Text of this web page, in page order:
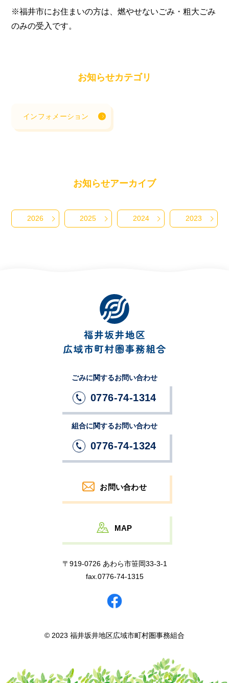
※福井市にお住まいの方は、燃やせないごみ・粗大ごみ
のみの受入です。
お知らせカテゴリ
インフォメーション
お知らせアーカイブ
2026 2025 2024 2023
ごみに関するお問い合わせ
0776-74-1314
組合に関するお問い合わせ
0776-74-1324
お問い合わせ
MAP
〒919-0726 あわら市笹岡33-3-1
fax.0776-74-1315
© 2023 福井坂井地区広域市町村圏事務組合